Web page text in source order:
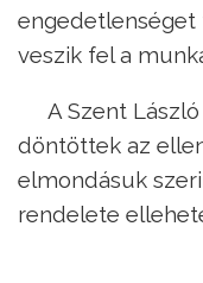
engedetlenséget
veszik fel a
A Szent
döntöttek az
elmondásuk
rendelete